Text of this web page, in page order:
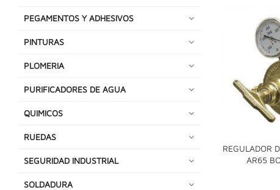
PEGAMENTOS Y ADHESIVOS
PINTURAS
PLOMERIA
PURIFICADORES DE AGUA
QUIMICOS
RUEDAS
SEGURIDAD INDUSTRIAL
SOLDADURA
REGULADOR
AR65
